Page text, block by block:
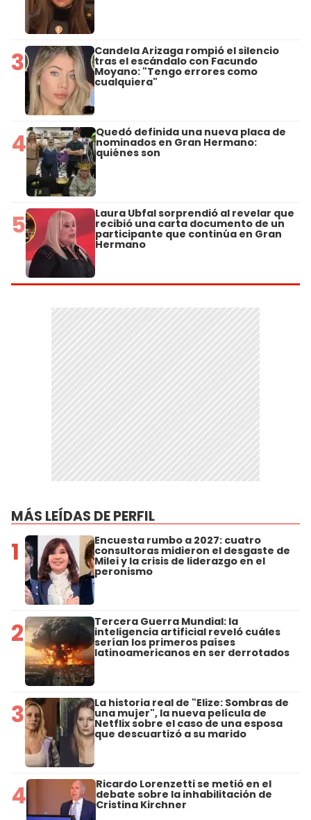
3 Candela Arizaga rompió el silencio
tras el escándalo con Facundo
Moyano: "Tengo errores como
cualquiera"
4 Quedó definida una nueva placa de
nominados en Gran Hermano:
quiénes son
5 Laura Ubfal sorprendió al revelar que
recibió una carta documento de un
participante que continúa en Gran
Hermano
MÁS LEÍDAS DE PERFIL
1 Encuesta rumbo a 2027: cuatro
consultoras midieron el desgaste de
Milei y la crisis de liderazgo en el
peronismo
2 Tercera Guerra Mundial: la
inteligencia artificial reveló cuáles
serían los primeros países
latinoamericanos en ser derrotados
3 La historia real de "Elize: Sombras de
una mujer", la nueva película de
Netflix sobre el caso de una esposa
que descuartizó a su marido
4 Ricardo Lorenzetti se metió en el
debate sobre la inhabilitación de
Cristina Kirchner